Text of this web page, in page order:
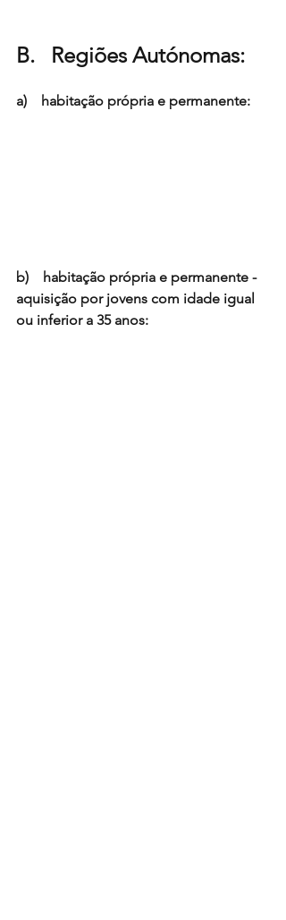
B.   Regiões Autónomas:
a)    habitação própria e permanente:
b)    habitação própria e permanente -
aquisição por jovens com idade igual
ou inferior a 35 anos: